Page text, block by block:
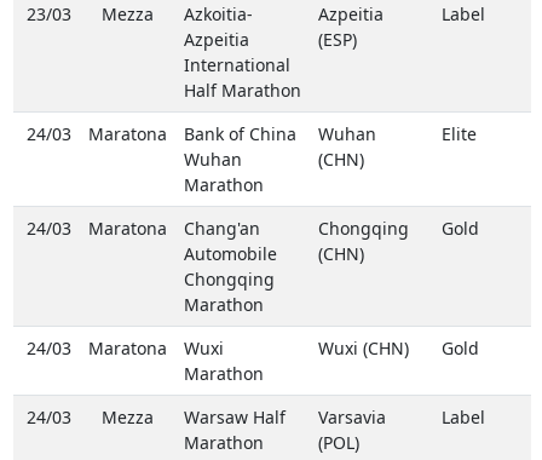
23/03 Mezza
Azkoitia-
Azpeitia
International
Half Marathon
Azpeitia
(ESP)
Label
24/03 Maratona
Bank of China
Wuhan
Marathon
Wuhan
(CHN)
Elite
24/03 Maratona
Chang'an
Automobile
Chongqing
Marathon
Chongqing
(CHN)
Gold
24/03 Maratona
Wuxi
Marathon
Wuxi (CHN) Gold
24/03 Mezza
Warsaw Half
Marathon
Varsavia
(POL)
Label